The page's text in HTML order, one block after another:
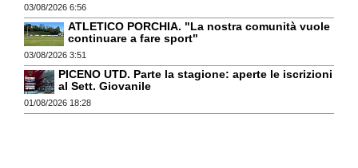
03/08/2026 6:56
ATLETICO PORCHIA. "La nostra comunità vuole
continuare a fare sport"
03/08/2026 3:51
PICENO UTD. Parte la stagione: aperte le iscrizioni
al Sett. Giovanile
01/08/2026 18:28